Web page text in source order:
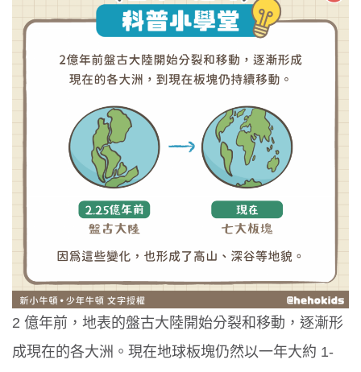
2 億年前，地表的盤古大陸開始分裂和移動，逐漸形
成現在的各大洲。現在地球板塊仍然以一年大約 1-